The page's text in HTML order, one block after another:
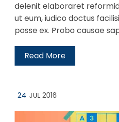
delenit elaboraret
ut eum, iudico doctus
posse ex. Probo causae
Read More
24 JUL 2016